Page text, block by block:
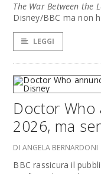
The War Between the
Disney/BBC ma non
LEGGI
Doctor Who
2026, ma
DI ANGELA BERNARDONI
BBC rassicura il